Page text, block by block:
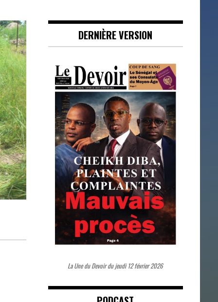
DERNIÈRE VERSION
La Une du Devoir du jeudi 12 février 2026